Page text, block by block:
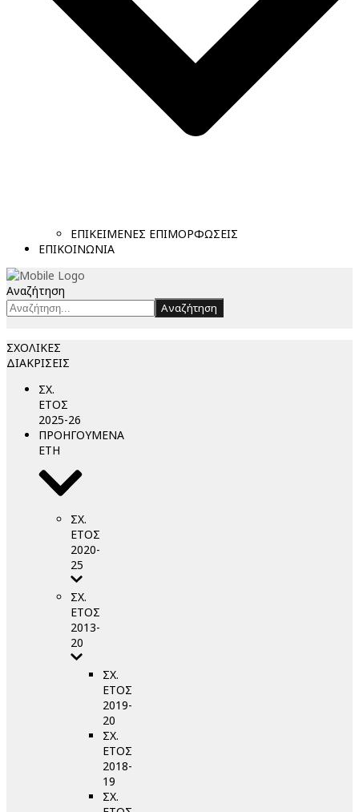
ΕΠΙΚΕΙΜΕΝΕΣ ΕΠΙΜΟΡΦΩΣΕΙΣ
ΕΠΙΚΟΙΝΩΝΙΑ
Αναζήτηση
Αναζήτηση
ΣΧΟΛΙΚΕΣ
ΔΙΑΚΡΙΣΕΙΣ
ΣΧ.
ΕΤΟΣ
2025-26
ΠΡΟΗΓΟΥΜΕΝΑ
ΕΤΗ
ΣΧ.
ΕΤΟΣ
2020-
25
ΣΧ.
ΕΤΟΣ
2013-
20
ΣΧ.
ΕΤΟΣ
2019-
20
ΣΧ.
ΕΤΟΣ
2018-
19
ΣΧ.